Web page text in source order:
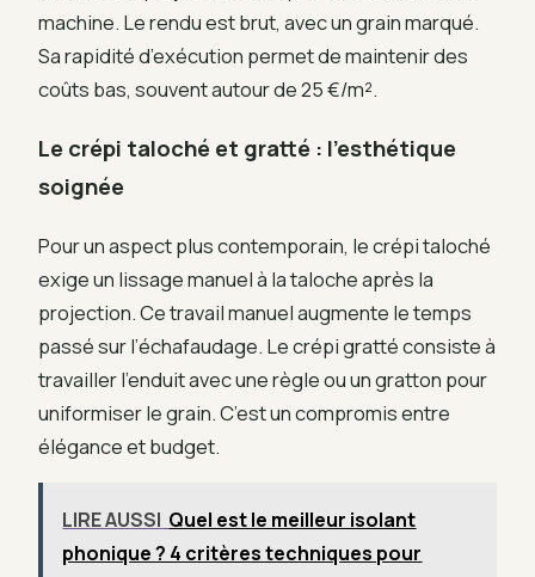
machine. Le rendu est brut, avec un grain marqué.
Sa rapidité d’exécution permet de maintenir des
coûts bas, souvent autour de 25 €/m².
Le crépi taloché et gratté : l’esthétique
soignée
Pour un aspect plus contemporain, le crépi taloché
exige un lissage manuel à la taloche après la
projection. Ce travail manuel augmente le temps
passé sur l’échafaudage. Le crépi gratté consiste à
travailler l’enduit avec une règle ou un gratton pour
uniformiser le grain. C’est un compromis entre
élégance et budget.
LIRE AUSSI Quel est le meilleur isolant
phonique ? 4 critères techniques pour